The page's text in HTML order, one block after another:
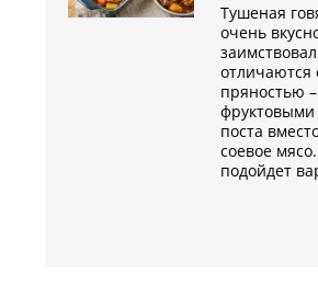
Тушеная
очень
отличаются
пряностью
поста
соевое
подойдет